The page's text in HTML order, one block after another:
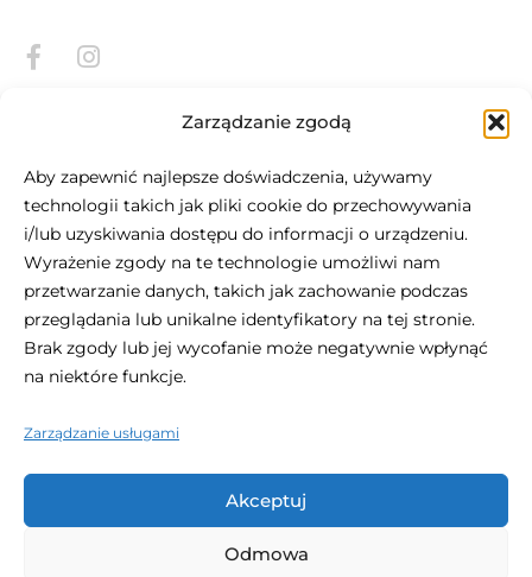
Zarządzanie zgodą
Aby zapewnić najlepsze doświadczenia, używamy
technologii takich jak pliki cookie do przechowywania
i/lub uzyskiwania dostępu do informacji o urządzeniu.
Wyrażenie zgody na te technologie umożliwi nam
przetwarzanie danych, takich jak zachowanie podczas
przeglądania lub unikalne identyfikatory na tej stronie.
Brak zgody lub jej wycofanie może negatywnie wpłynąć
na niektóre funkcje.
Zarządzanie usługami
Akceptuj
Odmowa
O Be.HOTEL
Położony w sercu St Julian's, be.HOTEL jest definicją
nowoczesnego miejskiego komfortu. Ten centralnie
położony, 4-gwiazdkowy hotel jest idealnym miejscem na
zakupami i życiem nocnym na wyciągnięcie ręki.